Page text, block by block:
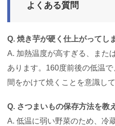
よくある質問
Q. 焼き芋が硬く仕上がってし
A. 加熱温度が高すぎる、また
あります。160度前後の低温
間をかけて焼くことを意識して
Q. さつまいもの保存方法を教
A. 低温に弱い野菜のため、冷